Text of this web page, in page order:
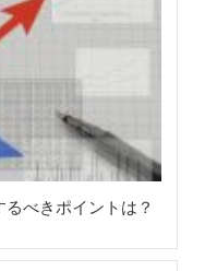
べきポイントは？